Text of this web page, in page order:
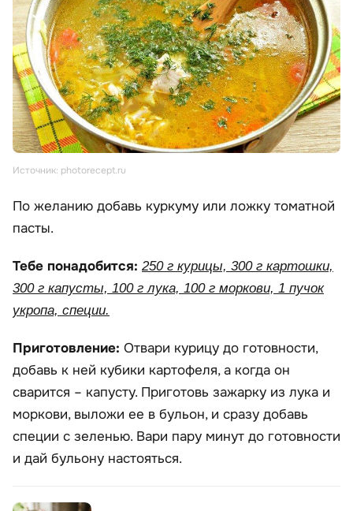
Источник: photorecept.ru
По желанию добавь куркуму или ложку томатной
пасты.
Тебе понадобится: 250 г курицы, 300 г картошки,
300 г капусты, 100 г лука, 100 г моркови, 1 пучок
укропа, специи.
Приготовление: Отвари курицу до готовности,
добавь к ней кубики картофеля, а когда он
сварится – капусту. Приготовь зажарку из лука и
моркови, выложи ее в бульон, и сразу добавь
специи с зеленью. Вари пару минут до готовности
и дай бульону настояться.